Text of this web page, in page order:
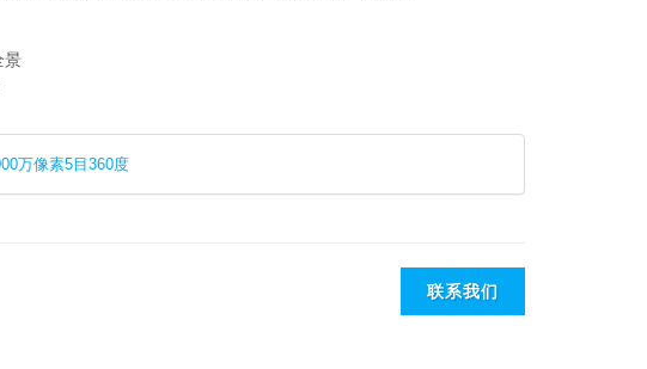
景
万像素5目360度
联系我们